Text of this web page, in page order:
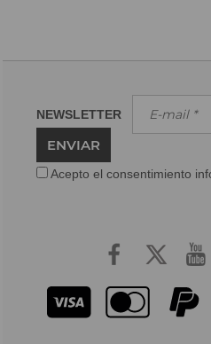
NEWSLETTER
ENVIAR
Acepto el consentimiento